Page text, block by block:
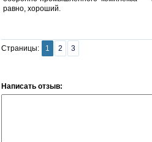
равно, хороший.
Страницы: 1 2 3
Написать отзыв: